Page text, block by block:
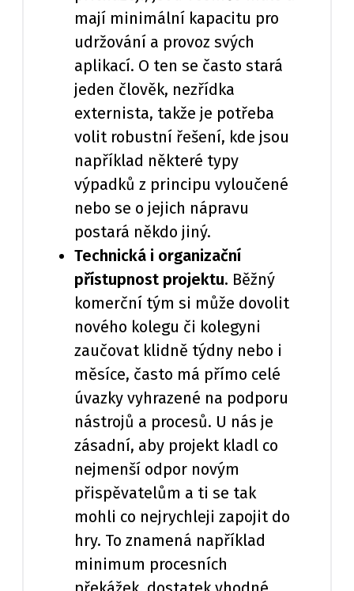
mají minimální kapacitu pro
udržování a provoz svých
aplikací. O ten se často stará
jeden člověk, nezřídka
externista, takže je potřeba
volit robustní řešení, kde jsou
například některé typy
výpadků z principu vyloučené
nebo se o jejich nápravu
postará někdo jiný.
Technická i organizační
přístupnost projektu. Běžný
komerční tým si může dovolit
nového kolegu či kolegyni
zaučovat klidně týdny nebo i
měsíce, často má přímo celé
úvazky vyhrazené na podporu
nástrojů a procesů. U nás je
zásadní, aby projekt kladl co
nejmenší odpor novým
přispěvatelům a ti se tak
mohli co nejrychleji zapojit do
hry. To znamená například
minimum procesních